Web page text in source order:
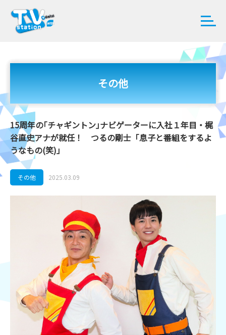
その他
15周年の｢チャギントン｣ナビゲーターに入社１年目・梶
谷直史アナが就任！ つるの剛士「息子と番組をするよ
うなもの(笑)」
その他 2025.03.09